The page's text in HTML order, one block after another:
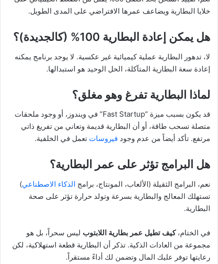
خلايا البطارية ويضاعف عمرها الافتراضي على المدى الطويل.
هل يمكن إعادة البطارية 100% (كالجديدة)؟
لا، تدهور البطارية عملية كيميائية غير عكسية. لا يوجد برنامج يمكنه
إعادة سعة البطارية المتآكلة، الحل الوحيد هو استبدالها.
لماذا البطارية تفرغ وهو مغلق؟
قد يكون بسبب ميزة “Fast Startup” في ويندوز، أو وجود ملحقات
متصلة تسحب طاقة، أو أن البطارية قديمة وتعاني من تفريغ ذاتي
مرتفع. تأكد أيضاً من عدم وجود فيروسات تعمل في الخلفية.
هل البرامج تؤثر على عمر البطارية؟
نعم، البرامج الثقيلة (الألعاب، المونتاج، برامج الذكاء الاصطناعي)
تستهلك المعالج والبطارية بسرعة وتولد حرارة تؤثر على صحة
البطارية.
في الختام،كيف تطيل عمر بطارية اللابتوب ليس سحراً، بل هو
مجموعة من العادات الذكية. تذكر أن البطارية قطعة استهلاكية، لكن
رعايتها توفر عليك المال وتضمن لك أداءً مستقراً.